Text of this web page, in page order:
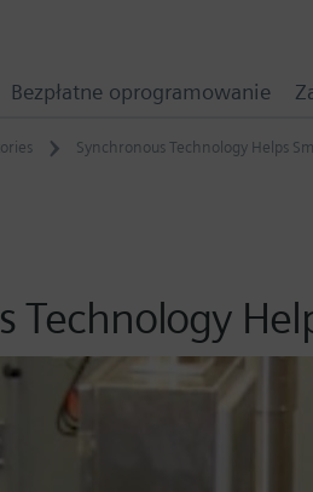
Synchronous Technology Helps
Technology
Bezpłatne oprogramowanie